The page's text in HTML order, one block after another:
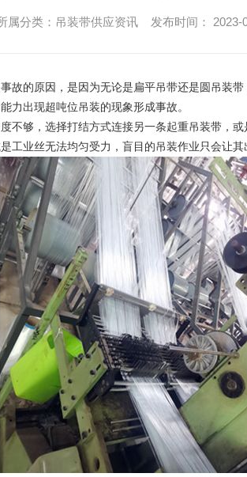
属分类：吊装带供应资讯 发布时间： 2023-
故的原因，是因为无论是扁平吊带还是圆吊装
力出现超吨位吊装的现象形成事故。
不够，选择打结方式连接另一条起重吊装带，
工业丝无法均匀受力，盲目的吊装作业只会让其